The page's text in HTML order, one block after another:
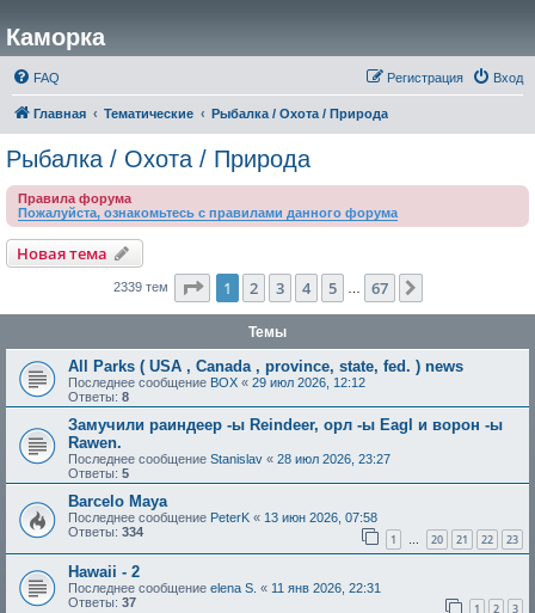
Каморка
FAQ Вход
Регистрация
Главная Тематические Рыбалка / Охота / Природа
Рыбалка / Охота / Природа
Правила форума
Пожалуйста, ознакомьтесь с правилами данного форума
Новая тема
2339 тем Страница из 67
1 2 3 4 5 67
Темы
All Parks ( USA , Canada , province, state, fed. ) news
Последнее сообщение BOX « 29 июл 2026, 12:12
Ответы: 8
Замучили раиндеер -ы Reindeer, орл -ы Eagl и ворон -ы
Rawen.
Последнее сообщение Stanislav « 28 июл 2026, 23:27
Ответы: 5
Barcelo Maya
Последнее сообщение PeterK « 13 июн 2026, 07:58
Ответы: 334 1 … 20 21 22 23
Hawaii - 2
Последнее сообщение elena S. « 11 янв 2026, 22:31
Ответы: 37 1 2 3